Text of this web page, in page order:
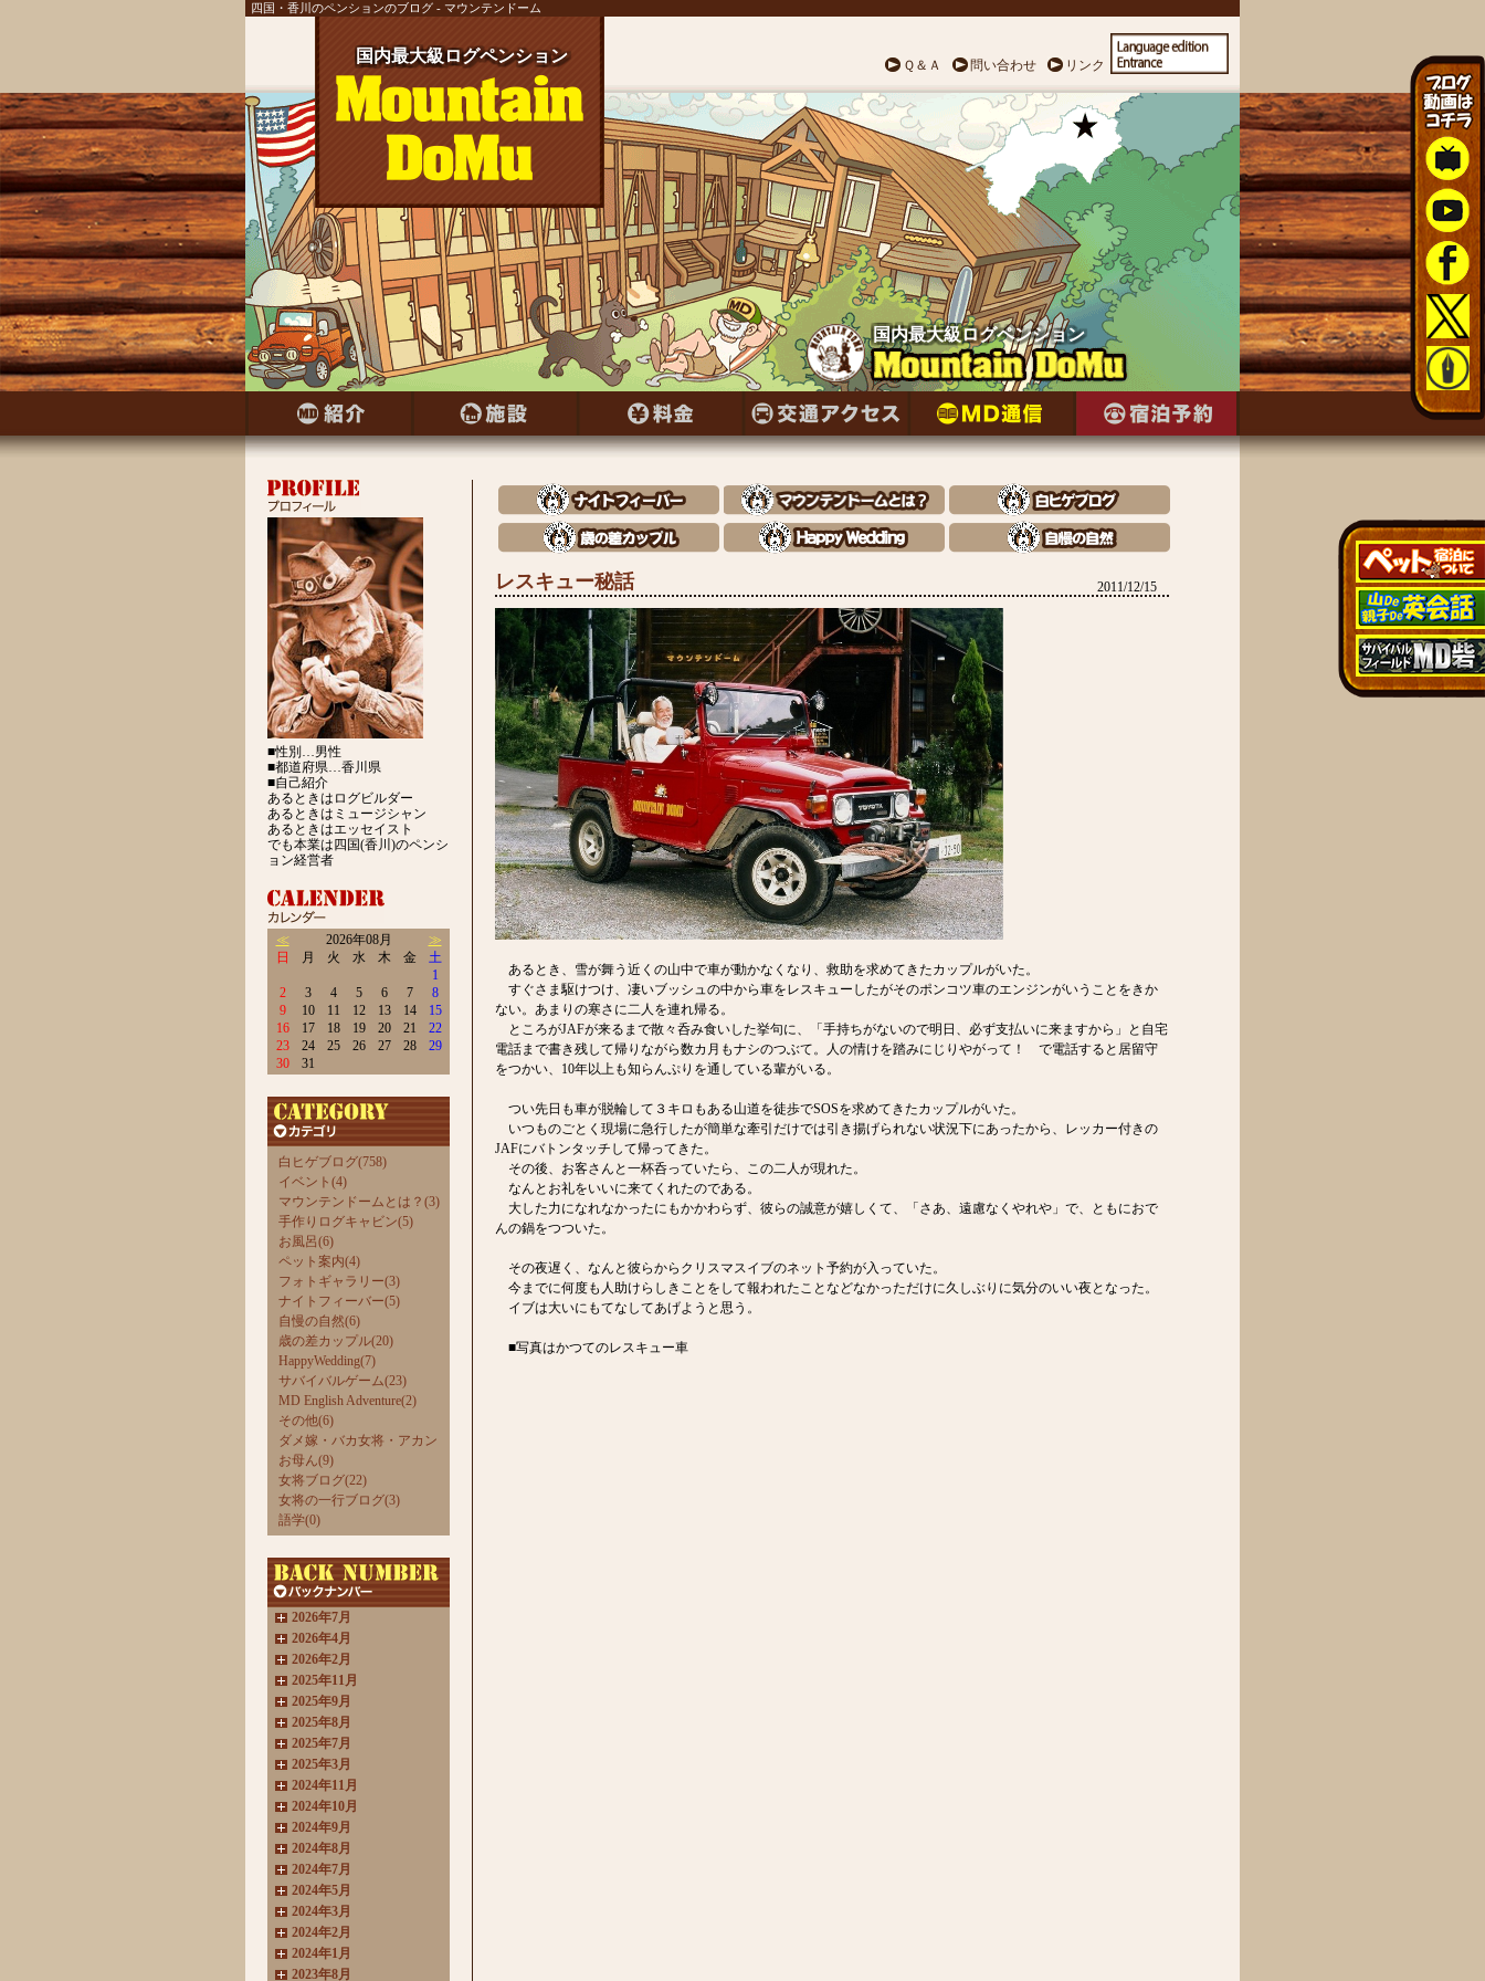
四国・香川のペンションのブログ - マウンテンドーム
Ｑ＆Ａ 問い合わせ リンク
国内最大級ログペンション
国内最大級ログペンション
国内最大級ログペンション
国内最大級ログペンション
国内最大級ログペンション
国内最大級ログペンション
国内最大級ログペンション
国内最大級ログペンション
国内最大級ログペンション
国内最大級ログペンション
国内最大級ログペンション
国内最大級ログペンション
国内最大級ログペンション
国内最大級ログペンション
国内最大級ログペンション
国内最大級ログペンション
国内最大級ログペンション
国内最大級ログペンション
国内最大級ログペンション
国内最大級ログペンション
国内最大級ログペンション
国内最大級ログペンション
国内最大級ログペンション
国内最大級ログペンション
国内最大級ログペンション
国内最大級ログペンション
国内最大級ログペンション
国内最大級ログペンション
国内最大級ログペンション
国内最大級ログペンション
国内最大級ログペンション
国内最大級ログペンション
国内最大級ログペンション
国内最大級ログペンション
国内最大級ログペンション
国内最大級ログペンション
国内最大級ログペンション
国内最大級ログペンション
国内最大級ログペンション
国内最大級ログペンション
国内最大級ログペンション
国内最大級ログペンション
国内最大級ログペンション
国内最大級ログペンション
国内最大級ログペンション
国内最大級ログペンション
国内最大級ログペンション
国内最大級ログペンション
国内最大級ログペンション
国内最大級ログペンション
■性別…男性
■都道府県…香川県
■自己紹介
あるときはログビルダー
あるときはミュージシャン
あるときはエッセイスト
でも本業は四国(香川)のペンシ
ョン経営者
≪ 2026年08月
≫
日
月 火 水 木 金
土
1
2
3 4 5 6 7
8
9
10 11 12 13 14
15
16
17 18 19 20 21
22
23
24 25 26 27 28
29
30
31
白ヒゲブログ(758)
イベント(4)
マウンテンドームとは？(3)
手作りログキャビン(5)
お風呂(6)
ペット案内(4)
フォトギャラリー(3)
ナイトフィーバー(5)
自慢の自然(6)
歳の差カップル(20)
HappyWedding(7)
サバイバルゲーム(23)
MD English Adventure(2)
その他(6)
ダメ嫁・バカ女将・アカン
お母ん(9)
女将ブログ(22)
女将の一行ブログ(3)
語学(0)
2026年7月
2026年4月
2026年2月
2025年11月
2025年9月
2025年8月
2025年7月
2025年3月
2024年11月
2024年10月
2024年9月
2024年8月
2024年7月
2024年5月
2024年3月
2024年2月
2024年1月
2023年8月
レスキュー秘話 2011/12/15
あるとき、雪が舞う近くの山中で車が動かなくなり、救助を求めてきたカップルがいた。
すぐさま駆けつけ、凄いブッシュの中から車をレスキューしたがそのポンコツ車のエンジンがいうことをきか
ない。あまりの寒さに二人を連れ帰る。
ところがJAFが来るまで散々呑み食いした挙句に、「手持ちがないので明日、必ず支払いに来ますから」と自宅
電話まで書き残して帰りながら数カ月もナシのつぶて。人の情けを踏みにじりやがって！ で電話すると居留守
をつかい、10年以上も知らんぷりを通している輩がいる。
つい先日も車が脱輪して３キロもある山道を徒歩でSOSを求めてきたカップルがいた。
いつものごとく現場に急行したが簡単な牽引だけでは引き揚げられない状況下にあったから、レッカー付きの
JAFにバトンタッチして帰ってきた。
その後、お客さんと一杯呑っていたら、この二人が現れた。
なんとお礼をいいに来てくれたのである。
大した力になれなかったにもかかわらず、彼らの誠意が嬉しくて、「さあ、遠慮なくやれや」で、ともにおで
んの鍋をつついた。
その夜遅く、なんと彼らからクリスマスイブのネット予約が入っていた。
今までに何度も人助けらしきことをして報われたことなどなかっただけに久しぶりに気分のいい夜となった。
イブは大いにもてなしてあげようと思う。
■写真はかつてのレスキュー車